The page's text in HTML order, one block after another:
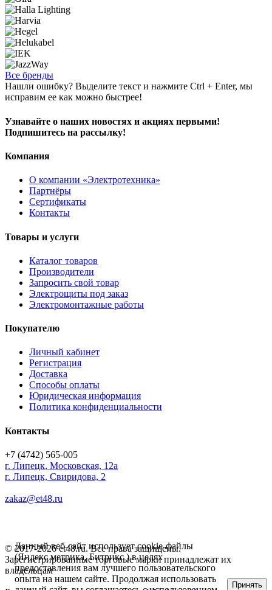
Все бренды
Нашли ошибку? Выделите текст и нажмите Ctrl + Enter, мы
исправим ее как можно быстрее!
Узнавайте о наших новостях и акциях первыми!
Подпишитесь на рассылку!
Компания
О компании «Электротехника»
Партнёры
Сертификаты
Контакты
Товары и услуги
Каталог товаров
Производители
Запросить свой товар
Электрощиты под заказ
Электромонтажные работы
Покупателю
Личный кабинет
Регистрация
Доставка
Способы оплаты
Юридическая информация
Политика конфиденциальности
Контакты
+7 (4742) 565-005
г. Липецк, Московская, 12а
г. Липецк, Свиридова, 2
zakaz@et48.ru
© 2017-2026 et48.ru. Все права защищены.
Зарегистрированные торговые марки принадлежат их
владельцам
Данный веб-сайт использует cookie-файлы
(Яндекс метрика, Битрикс ) в целях
предоставления вам лучшего пользовательского
опыта на нашем сайте. Продолжая использовать
Принять